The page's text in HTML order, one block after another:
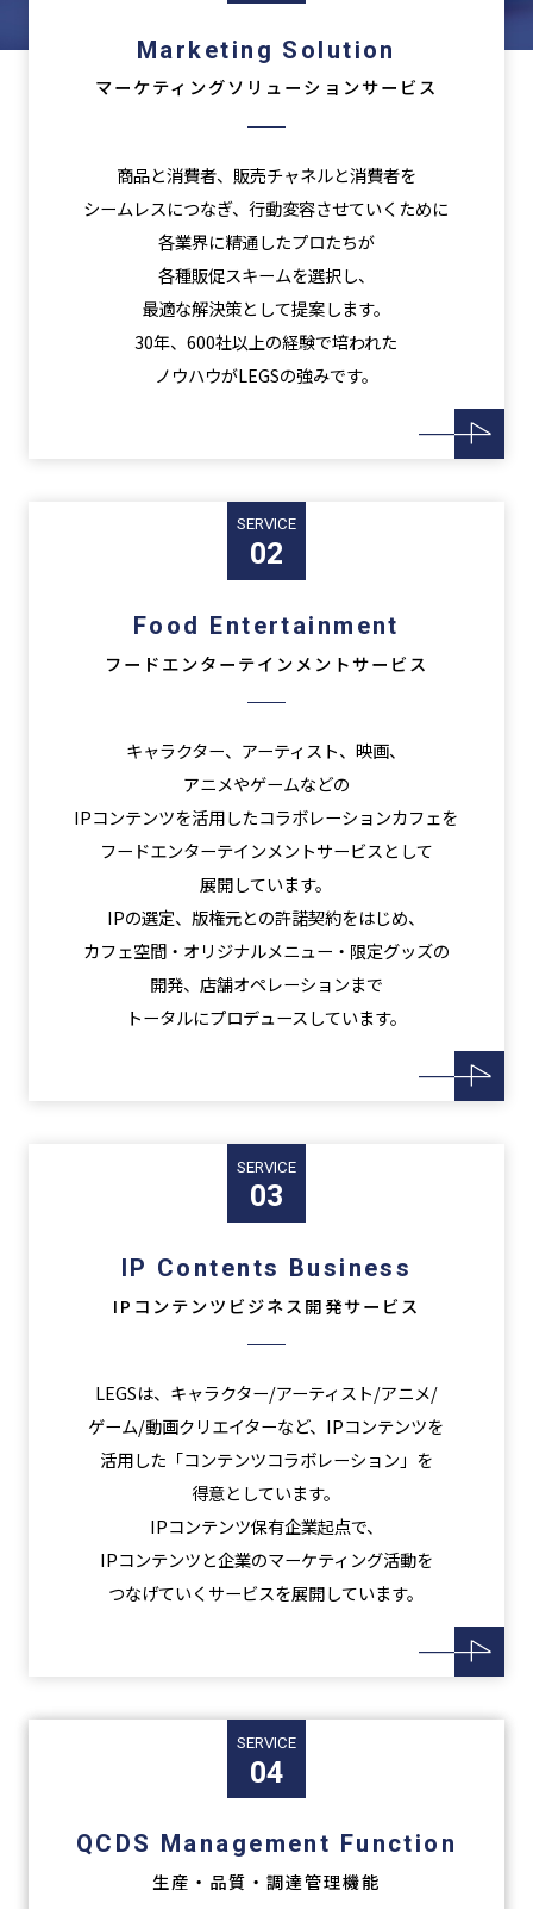
Marketing Solution
マーケティングソリューションサービス
商品と消費者、販売チャネルと消費者を
シームレスにつなぎ、行動変容させていくために
各業界に精通したプロたちが
各種販促スキームを選択し、
最適な解決策として提案します。
30年、600社以上の経験で培われた
ノウハウがLEGSの強みです。
SERVICE
02
Food Entertainment
フードエンターテインメントサービス
キャラクター、アーティスト、映画、
アニメやゲームなどの
IPコンテンツを活用したコラボレーションカフェを
フードエンターテインメントサービスとして
展開しています。
IPの選定、版権元との許諾契約をはじめ、
カフェ空間・オリジナルメニュー・限定グッズの
開発、店舗オペレーションまで
トータルにプロデュースしています。
SERVICE
03
IP Contents Business
IPコンテンツビジネス開発サービス
LEGSは、キャラクター/アーティスト/アニメ/
ゲーム/動画クリエイターなど、IPコンテンツを
活用した「コンテンツコラボレーション」を
得意としています。
IPコンテンツ保有企業起点で、
IPコンテンツと企業のマーケティング活動を
つなげていくサービスを展開しています。
SERVICE
04
QCDS Management Function
生産・品質・調達管理機能